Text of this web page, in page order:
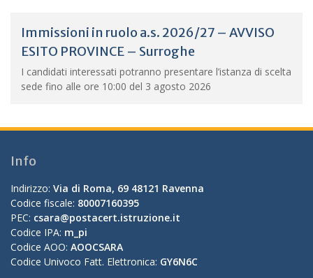
Immissioni in ruolo a.s. 2026/27 – AVVISO
ESITO PROVINCE – Surroghe
I candidati interessati potranno presentare l’istanza di scelta
sede fino alle ore 10:00 del 3 agosto 2026
Info
Indirizzo: Via di Roma, 69 48121 Ravenna
Codice fiscale: 80007160395
PEC: csara@postacert.istruzione.it
Codice IPA: m_pi
Codice AOO: AOOCSARA
Codice Univoco Fatt. Elettronica: GY6N6C